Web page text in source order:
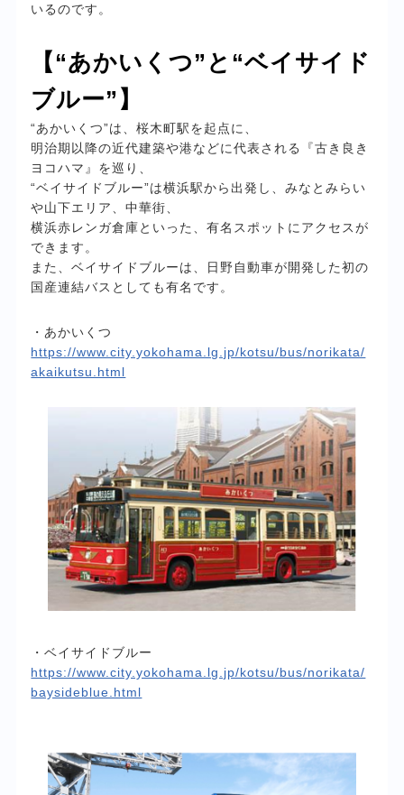
いるのです。
【“あかいくつ”と“ベイサイド
ブルー”】
“あかいくつ”は、桜木町駅を起点に、
明治期以降の近代建築や港などに代表される『古き良き
ヨコハマ』を巡り、
“ベイサイドブルー”は横浜駅から出発し、みなとみらい
や山下エリア、中華街、
横浜赤レンガ倉庫といった、有名スポットにアクセスが
できます。
また、ベイサイドブルーは、日野自動車が開発した初の
国産連結バスとしても有名です。
・あかいくつ
https://www.city.yokohama.lg.jp/kotsu/bus/norikata/
akaikutsu.html
・ベイサイドブルー
https://www.city.yokohama.lg.jp/kotsu/bus/norikata/
baysideblue.html